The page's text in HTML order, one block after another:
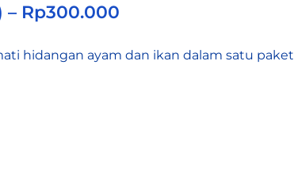
– Rp300.000
hidangan ayam dan ikan dalam satu